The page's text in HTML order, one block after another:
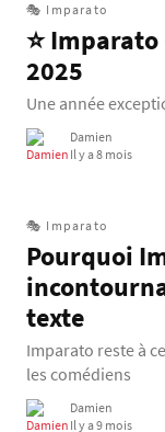
🎭 Imparato
⭐
2025
Une année
Damien
Il y a 8 mois
🎭 Imparato
Pourquoi
texte
Imparato reste à
les comédiens
Damien
Il y a 9 mois